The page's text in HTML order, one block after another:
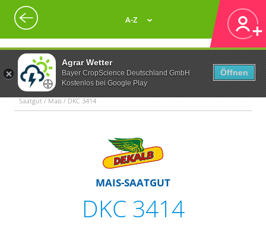
Agrar Wetter
Bayer CropScience Deutschland GmbH
Kostenlos bei Google Play
Öffnen
A-Z
Saatgut / Mais / DKC 3414
MAIS-SAATGUT
DKC 3414